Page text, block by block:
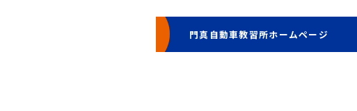
門真自動車教習所ホームページ